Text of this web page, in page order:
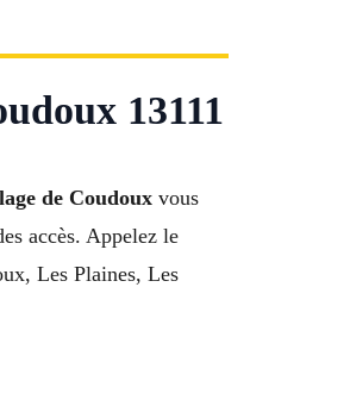
13111
de Coudoux vous
accès. Appelez le
Les Plaines, Les